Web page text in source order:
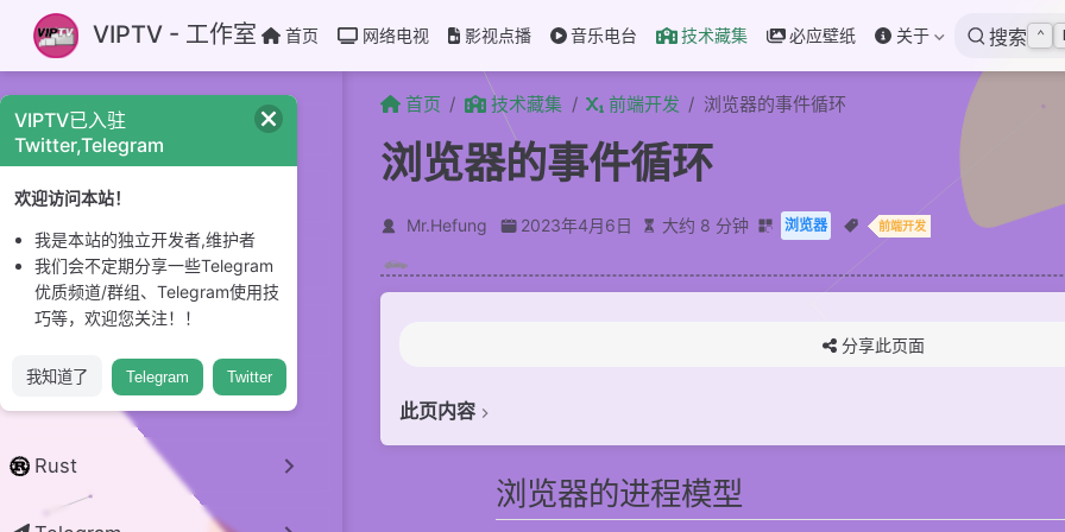
跳至主要內容VIPTV - 工作室 首页 网络电视 影视点播 音乐电台 技术藏集 必应壁纸 关于 搜索 ⌃
CI/CD
GitHub
Linux 系统
开源项目
Rust
首页 技术藏集 前端开发 浏览器的事件循环
浏览器的事件循环
Mr.Hefung 2023年4月6日 大约 8 分钟 浏览器 前端开发
分享此页面
此页内容
何为进程？
何为线程？
浏览器有哪些进程和线程？
浏览器的进程模型
VIPTV已入驻
Twitter,Telegram
欢迎访问本站！
我是本站的独立开发者,维护者
我们会不定期分享一些Telegram
优质频道/群组、Telegram使用技
巧等，欢迎您关注！！
我知道了 Telegram Twitter